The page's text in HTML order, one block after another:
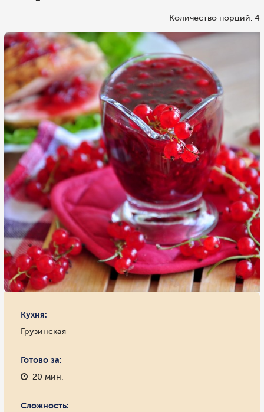
Количество порций: 4
Кухня:
Грузинская
Готово за:
20 мин.
Сложность: